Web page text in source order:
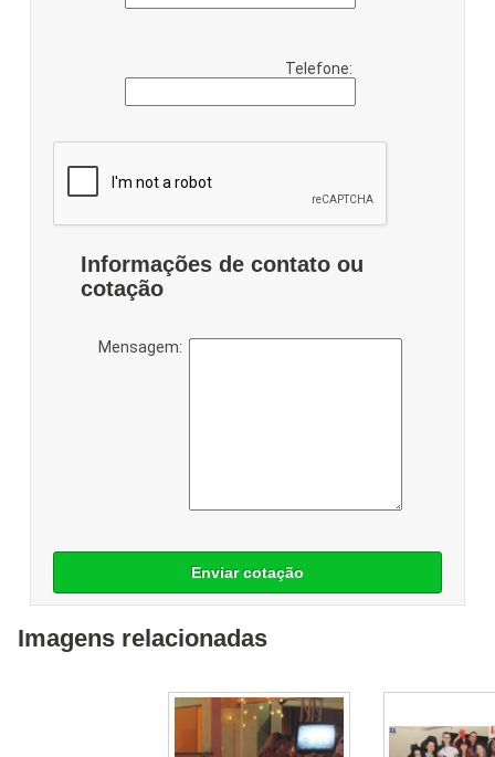
Telefone:
Informações de contato ou
cotação
Mensagem:
Enviar cotação
Imagens relacionadas